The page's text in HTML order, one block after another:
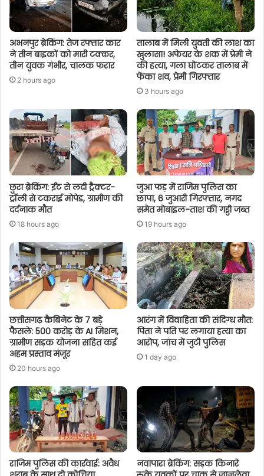
अभनपुर ब्रेकिंग: तेज रफ्तार कार
ने तीन बाइकों को मारी टक्कर,
तीन युवक गंभीर, चालक फरार
2 hours ago
तालाब में मिली युवती की लाश का
खुलासा! अफेयर के शक में प्रेमी ने
की हत्या, गला घोंटकर तालाब में
फेंका शव, प्रेमी गिरफ्तार
3 hours ago
छुरा ब्रेकिंग: ईंट से लदी ट्रैक्टर-
ट्रॉली से टकराई मोपेड, ग्रामीण की
दर्दनाक मौत
18 hours ago
जुआ फड़ में राजिम पुलिस का
छापा, 6 जुआरी गिरफ्तार, नगद
समेत मोबाइल-ताश की गड्डी जब्त
19 hours ago
छत्तीसगढ़ कैबिनेट के 7 बड़े
फैसले: 500 करोड़ के AI मिशन,
ग्रामीण सड़क योजना सहित कई
अहम प्रस्ताव मंजूर
20 hours ago
आरंग में विवाहिता की संदिग्ध मौत:
पिता ने पति पर लगाया हत्या का
आरोप, जांच में जुटी पुलिस
1 day ago
राजिम पुलिस की कार्रवाई: अवैध
नवापारा ब्रेकिंग: सड़क किनारे